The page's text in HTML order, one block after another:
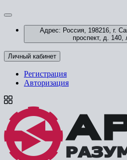
Адрес: Россия, 198216, г.
проспект, д.
Личный кабинет
Регистрация
Авторизация